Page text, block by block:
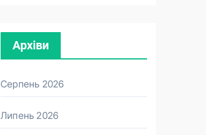
Архіви
Серпень 2026
Липень 2026